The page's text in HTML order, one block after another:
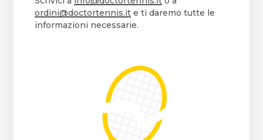
ordini@doctortennis.ite ti daremo tutte le
informazioni necessarie.